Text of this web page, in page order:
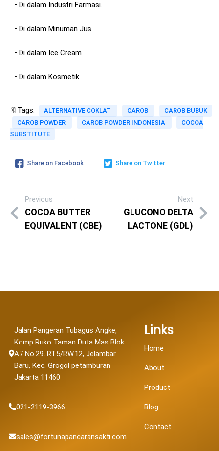
• Di dalam Industri Farmasi.
• Di dalam Minuman Jus
• Di dalam Ice Cream
• Di dalam Kosmetik
🔖Tags: ALTERNATIVE COKLAT CAROB
CAROB BUBUK
CAROB POWDER
CAROB POWDER INDONESIA
COCOA
SUBSTITUTE
Share on Facebook Share on Twitter
Previous
COCOA BUTTER
EQUIVALENT (CBE)
Next
GLUCONO DELTA
LACTONE (GDL)
Jalan Pangeran Tubagus Angke,
Komp Ruko Taman Duta Mas Blok
A7 No.29, RT.5/RW.12, Jelambar
Baru, Kec. Grogol petamburan
Jakarta 11460
021-2119-3966
sales@fortunapancaransakti.com
Links
Home
About
Product
Blog
Contact